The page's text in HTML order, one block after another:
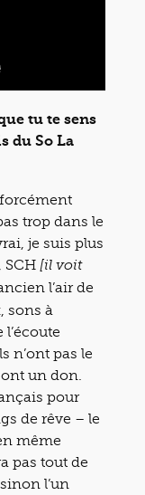
tu te sens
du So La
trop dans le
je suis plus
SCH [il voit
l’air de
sons à
n’ont pas le
un don.
pour
de rêve – le
même
pas tout de
l’un